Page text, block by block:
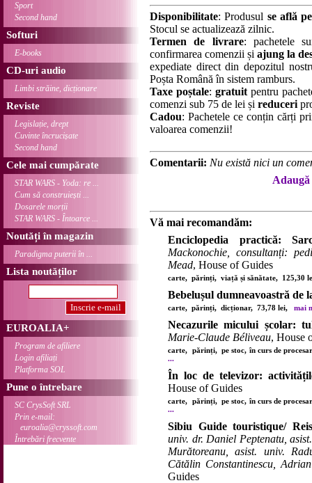
Sport
Second hand
Softuri
E-books
CD-uri audio
Limbi străine, dicționare
Reviste
Legislație, drept
Cuvinte încrucișate
Second hand
Cele mai cumpărate
STAR WARS - Yoda: re ...
Cum să construiești ...
Dosarele morții
STAR WARS - Întoarce ...
Noutăți în magazin
Paradigma puterii în ...
Lista noutăților
EUROALIA+
Program de afiliere
Login afiliați
Platforma SOL
Pune o întrebare
SC CrysSoft SRL
Prin e-mail:
euroalia@cryssoft.com
Întrebări frecvente
Disponibilitate: Produsul se află
Stocul se actualizează zilnic.
Termen de livrare: pachetele
confirmarea comenzii șiajung la
expediate direct din depozitul
Poșta Română în sistem ramburs.
Taxe poștale: gratuitpentru
comenzi sub 75 de lei și reduceri
Cadou: Pachetele ce conțin cărți
valoarea comenzii!
Comentarii: Nu există nici un
Vă mai recomandăm:
Enciclopedia practică:
Mackonochie, consultanți:
Mead, House of Guides
carte, părinți, viață și sănătate, 125,30
Bebelușul dumneavoastră de
carte, părinți, dicționar, 73,78 lei, mai
Necazurile micului școlar:
Marie-Claude Béliveau, House
carte, părinți, pe stoc, în curs de
...
În loc de televizor:
House of Guides
carte, părinți, pe stoc, în curs de
...
Sibiu Guide touristique/
univ. dr. Daniel Peptenatu,
Murătoreanu, asist. univ.
Cătălin Constantinescu,
Guides